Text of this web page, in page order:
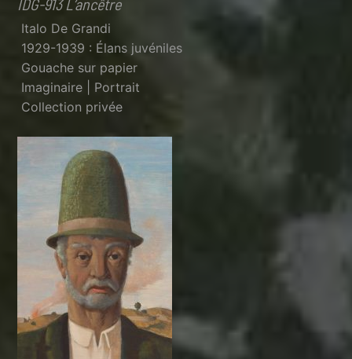
IDG-913 L’ancêtre
Italo De Grandi
1929-1939 : Élans juvéniles
Gouache sur papier
Imaginaire | Portrait
Collection privée